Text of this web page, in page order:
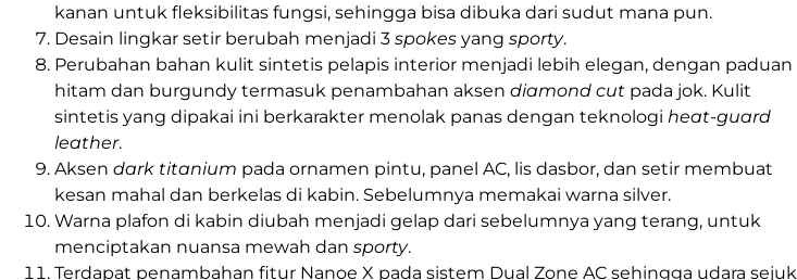
kanan untuk fleksibilitas fungsi, sehingga bisa dibuka dari sudut mana pun.
Desain lingkar setir berubah menjadi 3 spokes yang sporty.
Perubahan bahan kulit sintetis pelapis interior menjadi lebih elegan, dengan paduan
hitam dan burgundy termasuk penambahan aksen diamond cut pada jok. Kulit
sintetis yang dipakai ini berkarakter menolak panas dengan teknologi heat-guard
leather.
Aksen dark titanium pada ornamen pintu, panel AC, lis dasbor, dan setir membuat
kesan mahal dan berkelas di kabin. Sebelumnya memakai warna silver.
Warna plafon di kabin diubah menjadi gelap dari sebelumnya yang terang, untuk
menciptakan nuansa mewah dan sporty.
Terdapat penambahan fitur Nanoe X pada sistem Dual Zone AC sehingga udara sejuk